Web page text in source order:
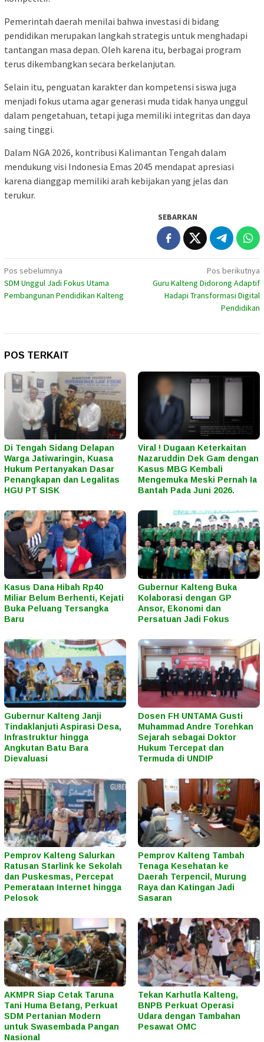
Pemerintah daerah menilai bahwa investasi di bidang
pendidikan merupakan langkah strategis untuk menghadapi
tantangan masa depan. Oleh karena itu, berbagai program
terus dikembangkan secara berkelanjutan.
Selain itu, penguatan karakter dan kompetensi siswa juga
menjadi fokus utama agar generasi muda tidak hanya unggul
dalam pengetahuan, tetapi juga memiliki integritas dan daya
saing tinggi.
Dalam NGA 2026, kontribusi Kalimantan Tengah dalam
mendukung visi Indonesia Emas 2045 mendapat apresiasi
karena dianggap memiliki arah kebijakan yang jelas dan
terukur.
SEBARKAN
Navigasi
pos
Pos sebelumnya
SDM Unggul Jadi Fokus Utama
Pembangunan Pendidikan Kalteng
Pos berikutnya
Guru Kalteng Didorong Adaptif
Hadapi Transformasi Digital
Pendidikan
POS TERKAIT
Di Tengah Sidang Delapan
Warga Jatiwaringin, Kuasa
Hukum Pertanyakan Dasar
Penangkapan dan Legalitas
HGU PT SISK
Viral ! Dugaan Keterkaitan
Nazaruddin Dek Gam dengan
Kasus MBG Kembali
Mengemuka Meski Pernah Ia
Bantah Pada Juni 2026.
Kasus Dana Hibah Rp40
Miliar Belum Berhenti, Kejati
Buka Peluang Tersangka
Baru
Gubernur Kalteng Buka
Kolaborasi dengan GP
Ansor, Ekonomi dan
Persatuan Jadi Fokus
Gubernur Kalteng Janji
Tindaklanjuti Aspirasi Desa,
Infrastruktur hingga
Angkutan Batu Bara
Dievaluasi
Dosen FH UNTAMA Gusti
Muhammad Andre Torehkan
Sejarah sebagai Doktor
Hukum Tercepat dan
Termuda di UNDIP
Pemprov Kalteng Salurkan
Ratusan Starlink ke Sekolah
dan Puskesmas, Percepat
Pemerataan Internet hingga
Pelosok
Pemprov Kalteng Tambah
Tenaga Kesehatan ke
Daerah Terpencil, Murung
Raya dan Katingan Jadi
Sasaran
AKMPR Siap Cetak Taruna
Tani Huma Betang, Perkuat
SDM Pertanian Modern
untuk Swasembada Pangan
Nasional
Tekan Karhutla Kalteng,
BNPB Perkuat Operasi
Udara dengan Tambahan
Pesawat OMC